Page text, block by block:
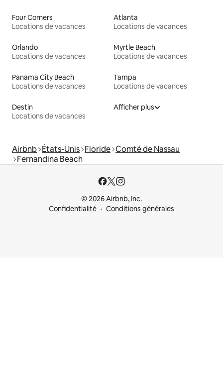
Four Corners
Locations de vacances
Atlanta
Locations de vacances
Orlando
Locations de vacances
Myrtle Beach
Locations de vacances
Panama City Beach
Locations de vacances
Tampa
Locations de vacances
Destin
Locations de vacances
Afficher plus
Airbnb États-Unis Floride Comté de Nassau
Fernandina Beach
© 2026 Airbnb, Inc.
Confidentialité
Conditions générales